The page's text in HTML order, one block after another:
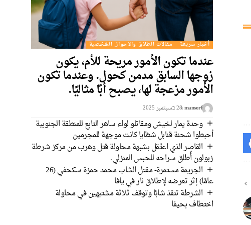
أخبار سريعة مقالات الطلاق والاحوال الشخصية
عندما تكون الأمور مريحة للأم، يكون
زوجها السابق مدمن كحول. وعندما تكون
الأمور مزعجة لها، يصبح أبًا مثاليًا.
mansorf28 בسبتمبر 2025
وحدة يمار لخيش ومقاتلو لواء ساهر التابع للمنطقة الجنوبية
أحبطوا شحنة قنابل شظايا كانت موجهة للمجرمين
القاصر الذي اعتُقل بشبهة محاولة قتل وهرب من مركز شرطة
زبولون أُطلق سراحه للحبس المنزلي.
الجريمة مستمرة- مقتل الشاب محمد حمزة سكحفي (26
عامًا) إثر تعرضه لإطلاق نار في يافا
الشرطة تنقذ شابًا وتوقف ثلاثة مشتبهين في محاولة
اختطاف بحيفا